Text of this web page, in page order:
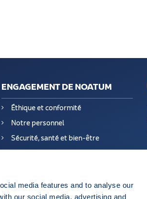
media features and to analyse our
our social media, advertising and
ENGAGEMENT DE NOATUM
Éthique et conformité
Notre personnel
Sécurité, santé et bien-être
Certificats